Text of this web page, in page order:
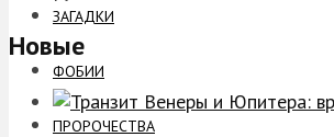
ЗАГАДКИ
ФОБИИ
ПРОРОЧЕСТВА
Новые